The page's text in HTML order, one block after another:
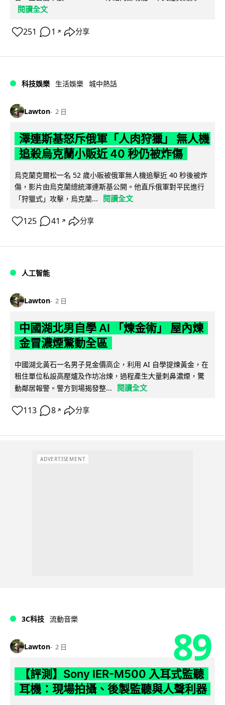
閱讀全文
251 1 ↗ 分享
科技娛樂 生活娛樂 城中熱話
Lawton 2 日
澤連斯基怒斥俄軍「人肉狩獵」 無人機
追殺烏克蘭小販近 40 秒仍被炸傷
烏克蘭克爾松一名 52 歲小販被俄軍無人機追擊近 40 秒後被炸
傷，影片由烏克蘭總統澤連斯基公開。他直斥俄軍對平民進行
「狩獵式」攻擊，烏克蘭...
閱讀全文
125 41 ↗ 分享
人工智能
Lawton 2 日
中國湖北男自學 AI 「煉金術」 屋內煉
金冒濃煙驚動全區
中國湖北黃石一名男子見金價高企，利用 AI 自學提煉黃金，在
租住單位私設高壓爐及作坊冶煉，過程產生大量刺鼻濃煙，驚
動鄰居報警。警方到場揭發整...
閱讀全文
113 8 ↗ 分享
ADVERTISEMENT
3C科技 流動音樂
Lawton 2 日 89
【評測】Sony IER-M500 入耳式監聽
耳機：現場拍攝、後製監聽與人聲利器